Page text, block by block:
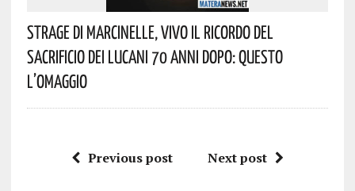
Strage Di Marcinelle, Vivo Il Ricordo Del
Sacrificio Dei Lucani 70 Anni Dopo: Questo
L’omaggio
Previous post Next post